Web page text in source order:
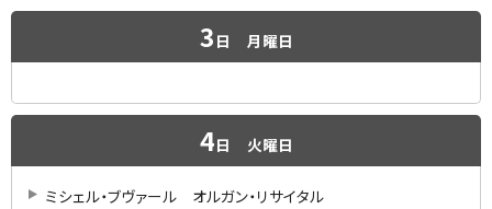
3 日 月曜日
4日 火曜日
ミシェル・ブヴァール オルガン・リサイタル